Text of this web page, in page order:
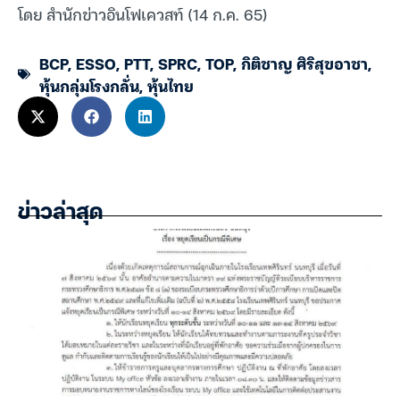
โดย สำนักข่าวอินโฟเควสท์ (14 ก.ค. 65)
BCP,ESSO,PTT,SPRC,TOP,กิติชาญ ศิริสุขอาชา,
หุ้นกลุ่มโรงกลั่น,หุ้นไทย
ข่าวล่าสุด